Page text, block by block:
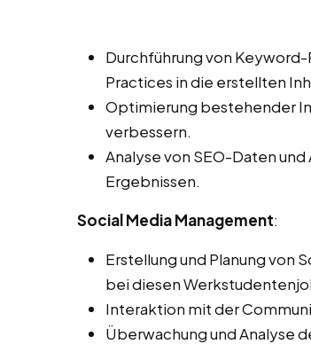
Durchführung von
Practices in die erstellten
Optimierung bestehender
verbessern.
Analyse von SEO-Daten
Ergebnissen.
Social Media Management:
Erstellung und Planung von
bei diesen
Interaktion mit der
Überwachung und Analyse